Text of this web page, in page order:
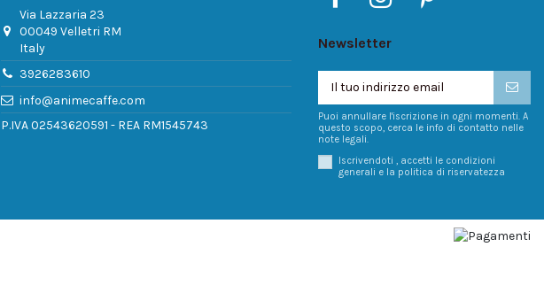
Via Lazzaria 23
00049 Velletri RM
Italy
3926283610
info@animecaffe.com
P.IVA 02543620591 - REA RM1545743
Newsletter
Puoi annullare l'iscrizione in ogni momenti. A
questo scopo, cerca le info di contatto nelle
note legali.
Iscrivendoti , accetti le condizioni
generali e la politica di riservatezza